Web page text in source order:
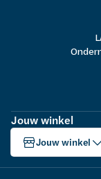
Jouw winkel
Jouw winkel